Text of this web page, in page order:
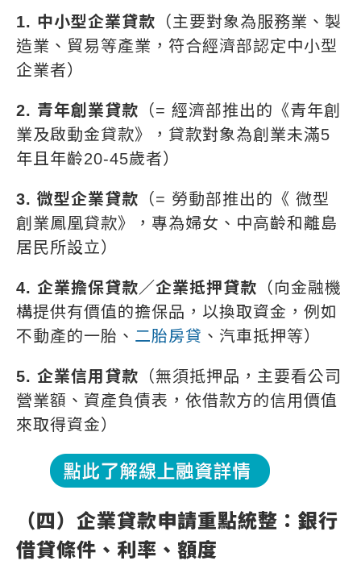
1. 中小型企業貸款 （主要對象為服務業、製
造業、貿易等產業，符合經濟部認定中小型
企業者）
2. 青年創業貸款 （= 經濟部推出的《青年創
業及啟動金貸款》，貸款對象為創業未滿5
年且年齡20-45歲者）
3. 微型企業貸款 （= 勞動部推出的《 微型
創業鳳凰貸款》，專為婦女、中高齡和離島
居民所設立）
4. 企業擔保貸款／企業抵押貸款 （向金融機
構提供有價值的擔保品，以換取資金，例如
不動產的一胎、 二胎房貸 、汽車抵押等）
5. 企業信用貸款 （無須抵押品，主要看公司
營業額、資產負債表，依借款方的信用價值
來取得資金）
（四）企業貸款申請重點統整：銀行
借貸條件、利率、額度